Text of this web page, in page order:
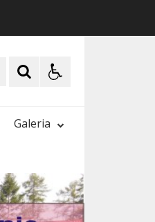
Galeria